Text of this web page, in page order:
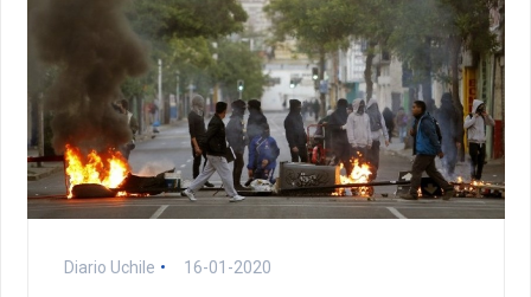
Diario Uchile 16-01-2020